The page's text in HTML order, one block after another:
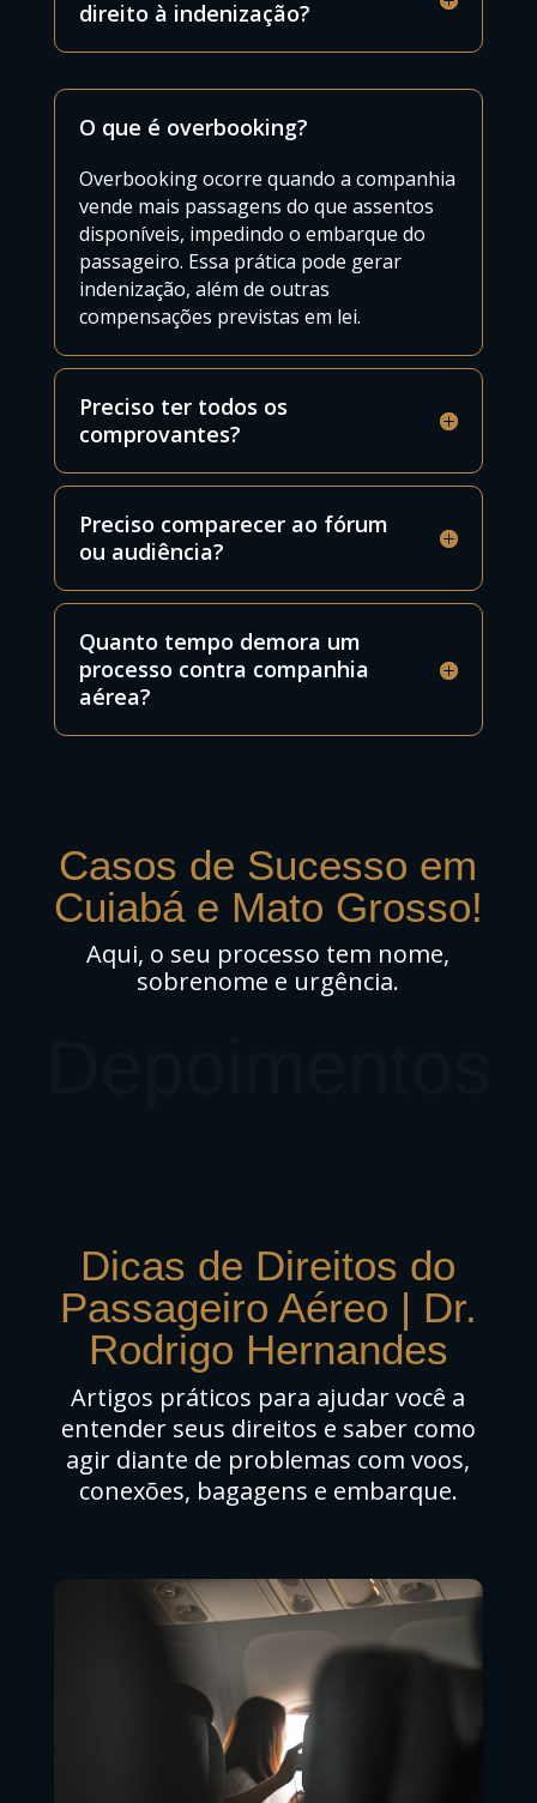
direito à indenização?
O que é overbooking?
Overbooking ocorre quando a companhia
vende mais passagens do que assentos
disponíveis, impedindo o embarque do
passageiro. Essa prática pode gerar
indenização, além de outras
compensações previstas em lei.
Preciso ter todos os
comprovantes?
Preciso comparecer ao fórum
ou audiência?
Quanto tempo demora um
processo contra companhia
aérea?
Casos de Sucesso em
Cuiabá e Mato Grosso!
Aqui, o seu processo tem nome,
sobrenome e urgência.
Dicas de Direitos do
Passageiro Aéreo | Dr.
Rodrigo Hernandes
Artigos práticos para ajudar você a
entender seus direitos e saber como
agir diante de problemas com voos,
conexões, bagagens e embarque.